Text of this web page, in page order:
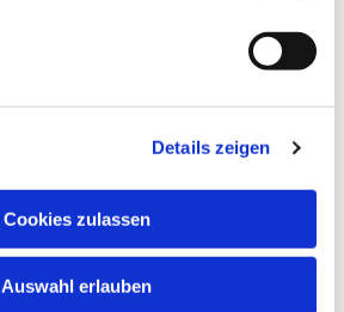
Details zeigen
Cookies zulassen
Auswahl erlauben